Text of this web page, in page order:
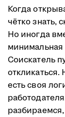
Когда
чётко знать,
Но иногда
минимальная
Соискатель
есть своя
разбираемся,